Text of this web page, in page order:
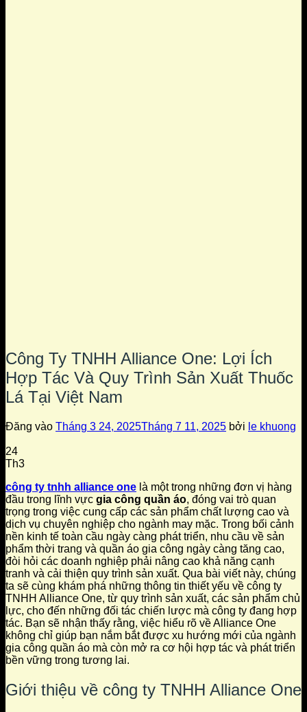
Công Ty TNHH Alliance One: Lợi Ích
Hợp Tác Và Quy Trình Sản Xuất Thuốc
Lá Tại Việt Nam
Đăng vào Tháng 3 24, 2025Tháng 7 11, 2025 bởi le khuong
24
Th3
công ty tnhh alliance one là một trong những đơn vị hàng
đầu trong lĩnh vực gia công quần áo, đóng vai trò quan
trọng trong việc cung cấp các sản phẩm chất lượng cao và
dịch vụ chuyên nghiệp cho ngành may mặc. Trong bối cảnh
nền kinh tế toàn cầu ngày càng phát triển, nhu cầu về sản
phẩm thời trang và quần áo gia công ngày càng tăng cao,
đòi hỏi các doanh nghiệp phải nâng cao khả năng cạnh
tranh và cải thiện quy trình sản xuất. Qua bài viết này, chúng
ta sẽ cùng khám phá những thông tin thiết yếu về công ty
TNHH Alliance One, từ quy trình sản xuất, các sản phẩm chủ
lực, cho đến những đối tác chiến lược mà công ty đang hợp
tác. Bạn sẽ nhận thấy rằng, việc hiểu rõ về Alliance One
không chỉ giúp bạn nắm bắt được xu hướng mới của ngành
gia công quần áo mà còn mở ra cơ hội hợp tác và phát triển
bền vững trong tương lai.
Giới thiệu về công ty TNHH Alliance One